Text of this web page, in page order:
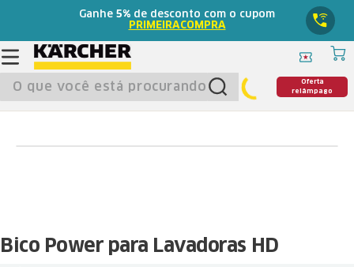
Ganhe 5% de desconto com o cupom
PRIMEIRACOMPRA
O que você está procurando?
Oferta
relâmpago
Bico Power para Lavadoras HD